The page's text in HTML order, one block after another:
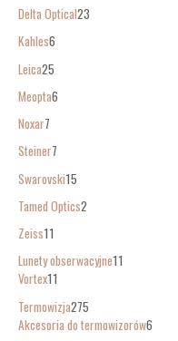
Delta Optical23
Kahles6
Leica25
Meopta6
Noxar7
Steiner7
Swarovski15
Tamed Optics2
Zeiss11
Lunety obserwacyjne11
Vortex11
Termowizja275
Akcesoria do termowizorów6